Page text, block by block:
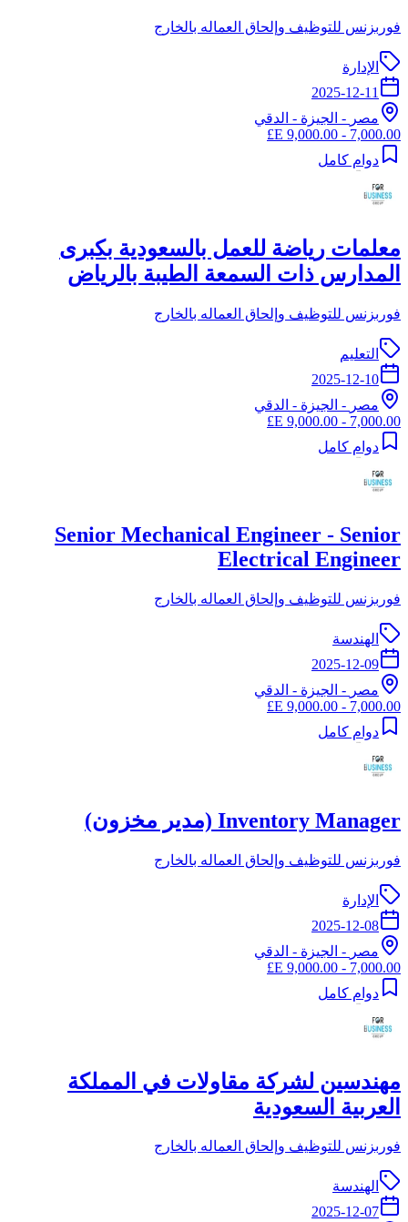
فوربزنس للتوظيف وإلحاق العماله بالخارج
الإدارة
2025-12-11
مصر - الجيزة - الدقي
7,000.00 - 9,000.00 E£
دوام كامل
معلمات رياضة للعمل بالسعودية بكبرى
المدارس ذات السمعة الطيبة بالرياض
فوربزنس للتوظيف وإلحاق العماله بالخارج
التعليم
2025-12-10
مصر - الجيزة - الدقي
7,000.00 - 9,000.00 E£
دوام كامل
Senior Mechanical Engineer - Senior
Electrical Engineer
فوربزنس للتوظيف وإلحاق العماله بالخارج
الهندسة
2025-12-09
مصر - الجيزة - الدقي
7,000.00 - 9,000.00 E£
دوام كامل
Inventory Manager (مدير مخزون)
فوربزنس للتوظيف وإلحاق العماله بالخارج
الإدارة
2025-12-08
مصر - الجيزة - الدقي
7,000.00 - 9,000.00 E£
دوام كامل
مهندسين لشركة مقاولات في المملكة
العربية السعودية
فوربزنس للتوظيف وإلحاق العماله بالخارج
الهندسة
2025-12-07